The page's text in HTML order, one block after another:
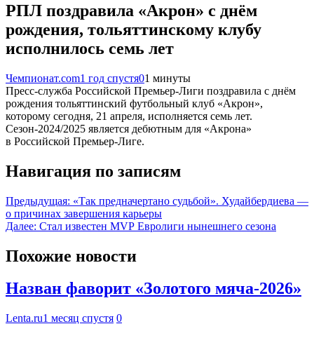
РПЛ поздравила «Акрон» с днём
рождения, тольяттинскому клубу
исполнилось семь лет
Чемпионат.com1 год спустя01 минуты
Пресс-служба Российской Премьер-Лиги поздравила с днём
рождения тольяттинский футбольный клуб «Акрон»,
которому сегодня, 21 апреля, исполняется семь лет.
Сезон-2024/2025 является дебютным для «Акрона»
в Российской Премьер-Лиге.
Навигация по записям
Предыдущая: «Так предначертано судьбой». Худайбердиева —
о причинах завершения карьеры
Далее: Стал известен MVP Евролиги нынешнего сезона
Похожие новости
Назван фаворит «Золотого мяча-2026»
Lenta.ru1 месяц спустя 0